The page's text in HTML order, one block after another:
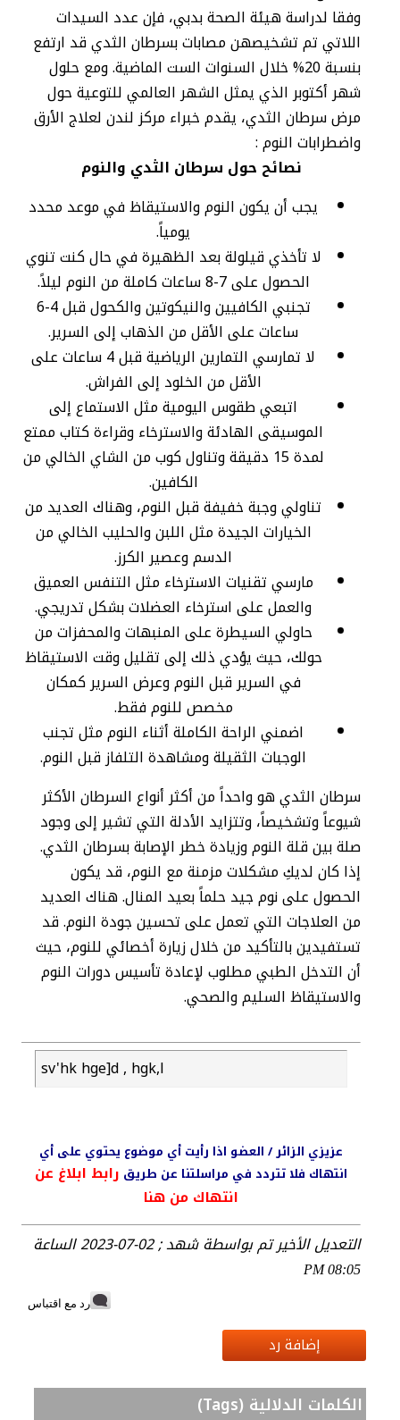
وفقا لدراسة هيئة الصحة بدبي، فإن عدد السيدات
اللاتي تم تشخيصهن مصابات بسرطان الثدي قد ارتفع
بنسبة 20% خلال السنوات الست الماضية. ومع حلول
شهر أكتوبر الذي يمثل الشهر العالمي للتوعية حول
مرض سرطان الثدي، يقدم خبراء مركز لندن لعلاج الأرق
واضطرابات النوم :
نصائح حول سرطان الثدي والنوم
يجب أن يكون النوم والاستيقاظ في موعد محدد
يومياً.
لا تأخذي قيلولة بعد الظهيرة في حال كنت تنوي
الحصول على 7-8 ساعات كاملة من النوم ليلاً.
تجنبي الكافيين والنيكوتين والكحول قبل 4-6
ساعات على الأقل من الذهاب إلى السرير.
لا تمارسي التمارين الرياضية قبل 4 ساعات على
الأقل من الخلود إلى الفراش.
اتبعي طقوس اليومية مثل الاستماع إلى
الموسيقى الهادئة والاسترخاء وقراءة كتاب ممتع
لمدة 15 دقيقة وتناول كوب من الشاي الخالي من
الكافين.
تناولي وجبة خفيفة قبل النوم، وهناك العديد من
الخيارات الجيدة مثل اللبن والحليب الخالي من
الدسم وعصير الكرز.
مارسي تقنيات الاسترخاء مثل التنفس العميق
والعمل على استرخاء العضلات بشكل تدريجي.
حاولي السيطرة على المنبهات والمحفزات من
حولك، حيث يؤدي ذلك إلى تقليل وقت الاستيقاظ
في السرير قبل النوم وعرض السرير كمكان
مخصص للنوم فقط.
اضمني الراحة الكاملة أثناء النوم مثل تجنب
الوجبات الثقيلة ومشاهدة التلفاز قبل النوم.
سرطان الثدي هو واحداً من أكثر أنواع السرطان الأكثر
شيوعاً وتشخيصاً، وتتزايد الأدلة التي تشير إلى وجود
صلة بين قلة النوم وزيادة خطر الإصابة بسرطان الثدي.
إذا كان لديكِ مشكلات مزمنة مع النوم، قد يكون
الحصول على نوم جيد حلماً بعيد المنال. هناك العديد
من العلاجات التي تعمل على تحسين جودة النوم. قد
تستفيدين بالتأكيد من خلال زيارة أخصائي للنوم، حيث
أن التدخل الطبي مطلوب لإعادة تأسيس دورات النوم
والاستيقاظ السليم والصحي.
sv'hk hge]d , hgk,l
عزيزي الزائر / العضو اذا رأيت أي موضوع يحتوي على أي
انتهاك فلا تتردد في مراسلتنا عن طريق رابط ابلاغ عن
انتهاك من هنا
التعديل الأخير تم بواسطة شهد ; 02-07-2023 الساعة
08:05 PM
رد مع اقتباس
إضافة رد
الكلمات الدلالية (Tags)